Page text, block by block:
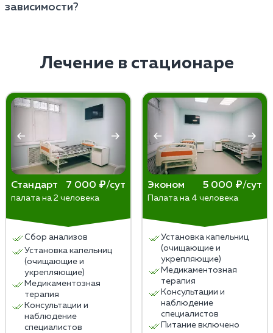
обычно составляет от нескольких недель до
зависимости?
требующее профессионального медицинского
подхода и комплексного лечения.
Лечение в стационаре
Стандарт 7 000 ₽/сут
палата на 2 человека
Сбор анализов
Установка капельниц
(очищающие и
укрепляющие)
Медикаментозная
терапия
Консультации и
наблюдение
специалистов
Эконом 5 000 ₽/сут
Палата на 4 человека
Установка капельниц
(очищающие и
укрепляющие)
Медикаментозная
терапия
Консультации и
наблюдение
специалистов
Питание включено